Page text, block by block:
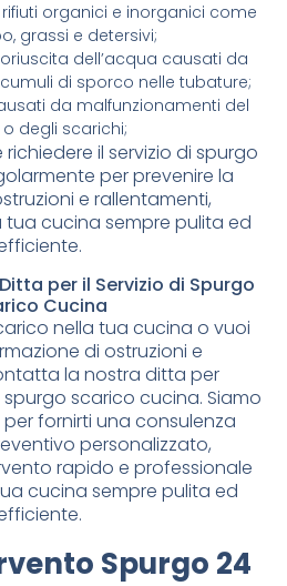
organici e inorganici come
grassi e detersivi;
dell’acqua causati da
di sporco nelle tubature;
da malfunzionamenti del
degli scarichi;
il servizio di spurgo
per prevenire la
e rallentamenti,
cucina sempre pulita ed
per il Servizio di Spurgo
Cucina
nella tua cucina o vuoi
di ostruzioni e
la nostra ditta per
spurgo scarico cucina. Siamo
fornirti una consulenza
personalizzato,
rapido e professionale
cucina sempre pulita ed
Spurgo 24